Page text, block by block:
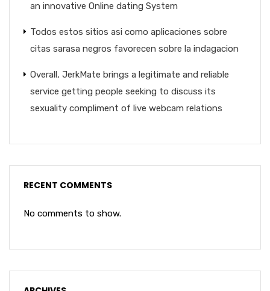
an innovative Online dating System
Todos estos sitios asi­ como aplicaciones sobre
citas sarasa negros favorecen sobre la indagacion
Overall, JerkMate brings a legitimate and reliable
service getting people seeking to discuss its
sexuality compliment of live webcam relations
RECENT COMMENTS
No comments to show.